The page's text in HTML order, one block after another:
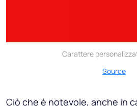
Carattere
Source
Ciò che è notevole, anche in